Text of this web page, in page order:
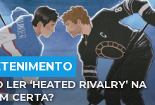
LER ‘HEATED RIVALRY’ NA
CERTA?